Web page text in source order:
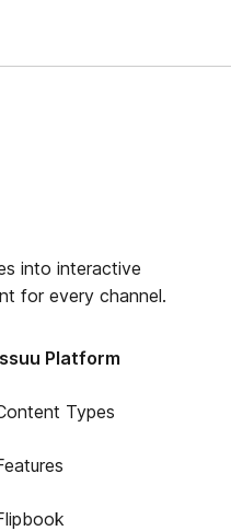
into interactive
for every channel.
Platform
Types